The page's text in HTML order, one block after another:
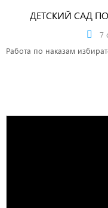
ДЕТСКИЙ САД
7
Работа по наказам